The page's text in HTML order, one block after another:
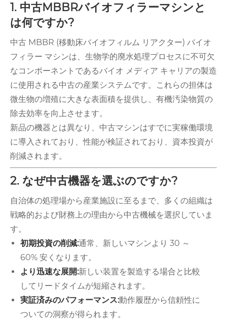
1. 中古MBBRバイオフィラーマシンと
は何ですか?
中古 MBBR (移動床バイオフィルム リアクター) バイオ
フィラー マシンは、生物学的廃水処理プロセスに不可欠
なコンポーネントであるバイオ メディア キャリアの製造
に使用される中古の産業システムです。これらの担体は
微生物の増殖に大きな表面積を提供し、有機汚染物質の
除去効率を向上させます。
新品の機器とは異なり、中古マシンはすでに実稼働環境
に導入されており、性能が検証されており、資本投資が
削減されます。
2. なぜ中古機器を選ぶのですか?
自治体の処理場から産業施設に至るまで、多くの組織は
戦略的および財務上の理由から中古機械を選択していま
す。
初期投資の削減:通常、新しいマシンより 30 ～
60% 安くなります。
より迅速な展開:新しい装置を製造する場合と比較
してリードタイムが短縮されます。
実証済みのパフォーマンス:動作履歴から信頼性に
ついての洞察が得られます。